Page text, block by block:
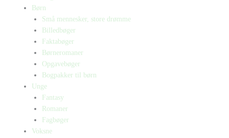
Børn
Små mennesker, store drømme
Billedbøger
Faktabøger
Børneromaner
Opgavebøger
Bogpakker til børn
Unge
Fantasy
Romaner
Fagbøger
Voksne